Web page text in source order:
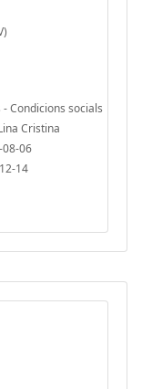
Condicions socials
Cristina
06
14